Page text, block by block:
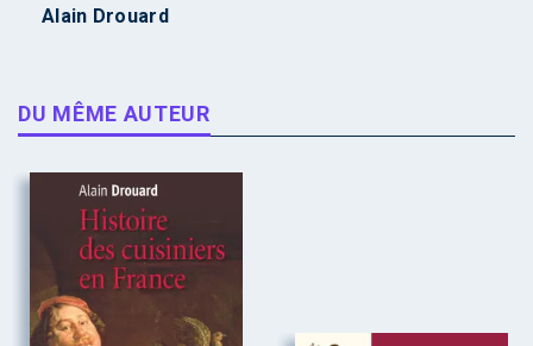
Alain Drouard
DU MÊME AUTEUR